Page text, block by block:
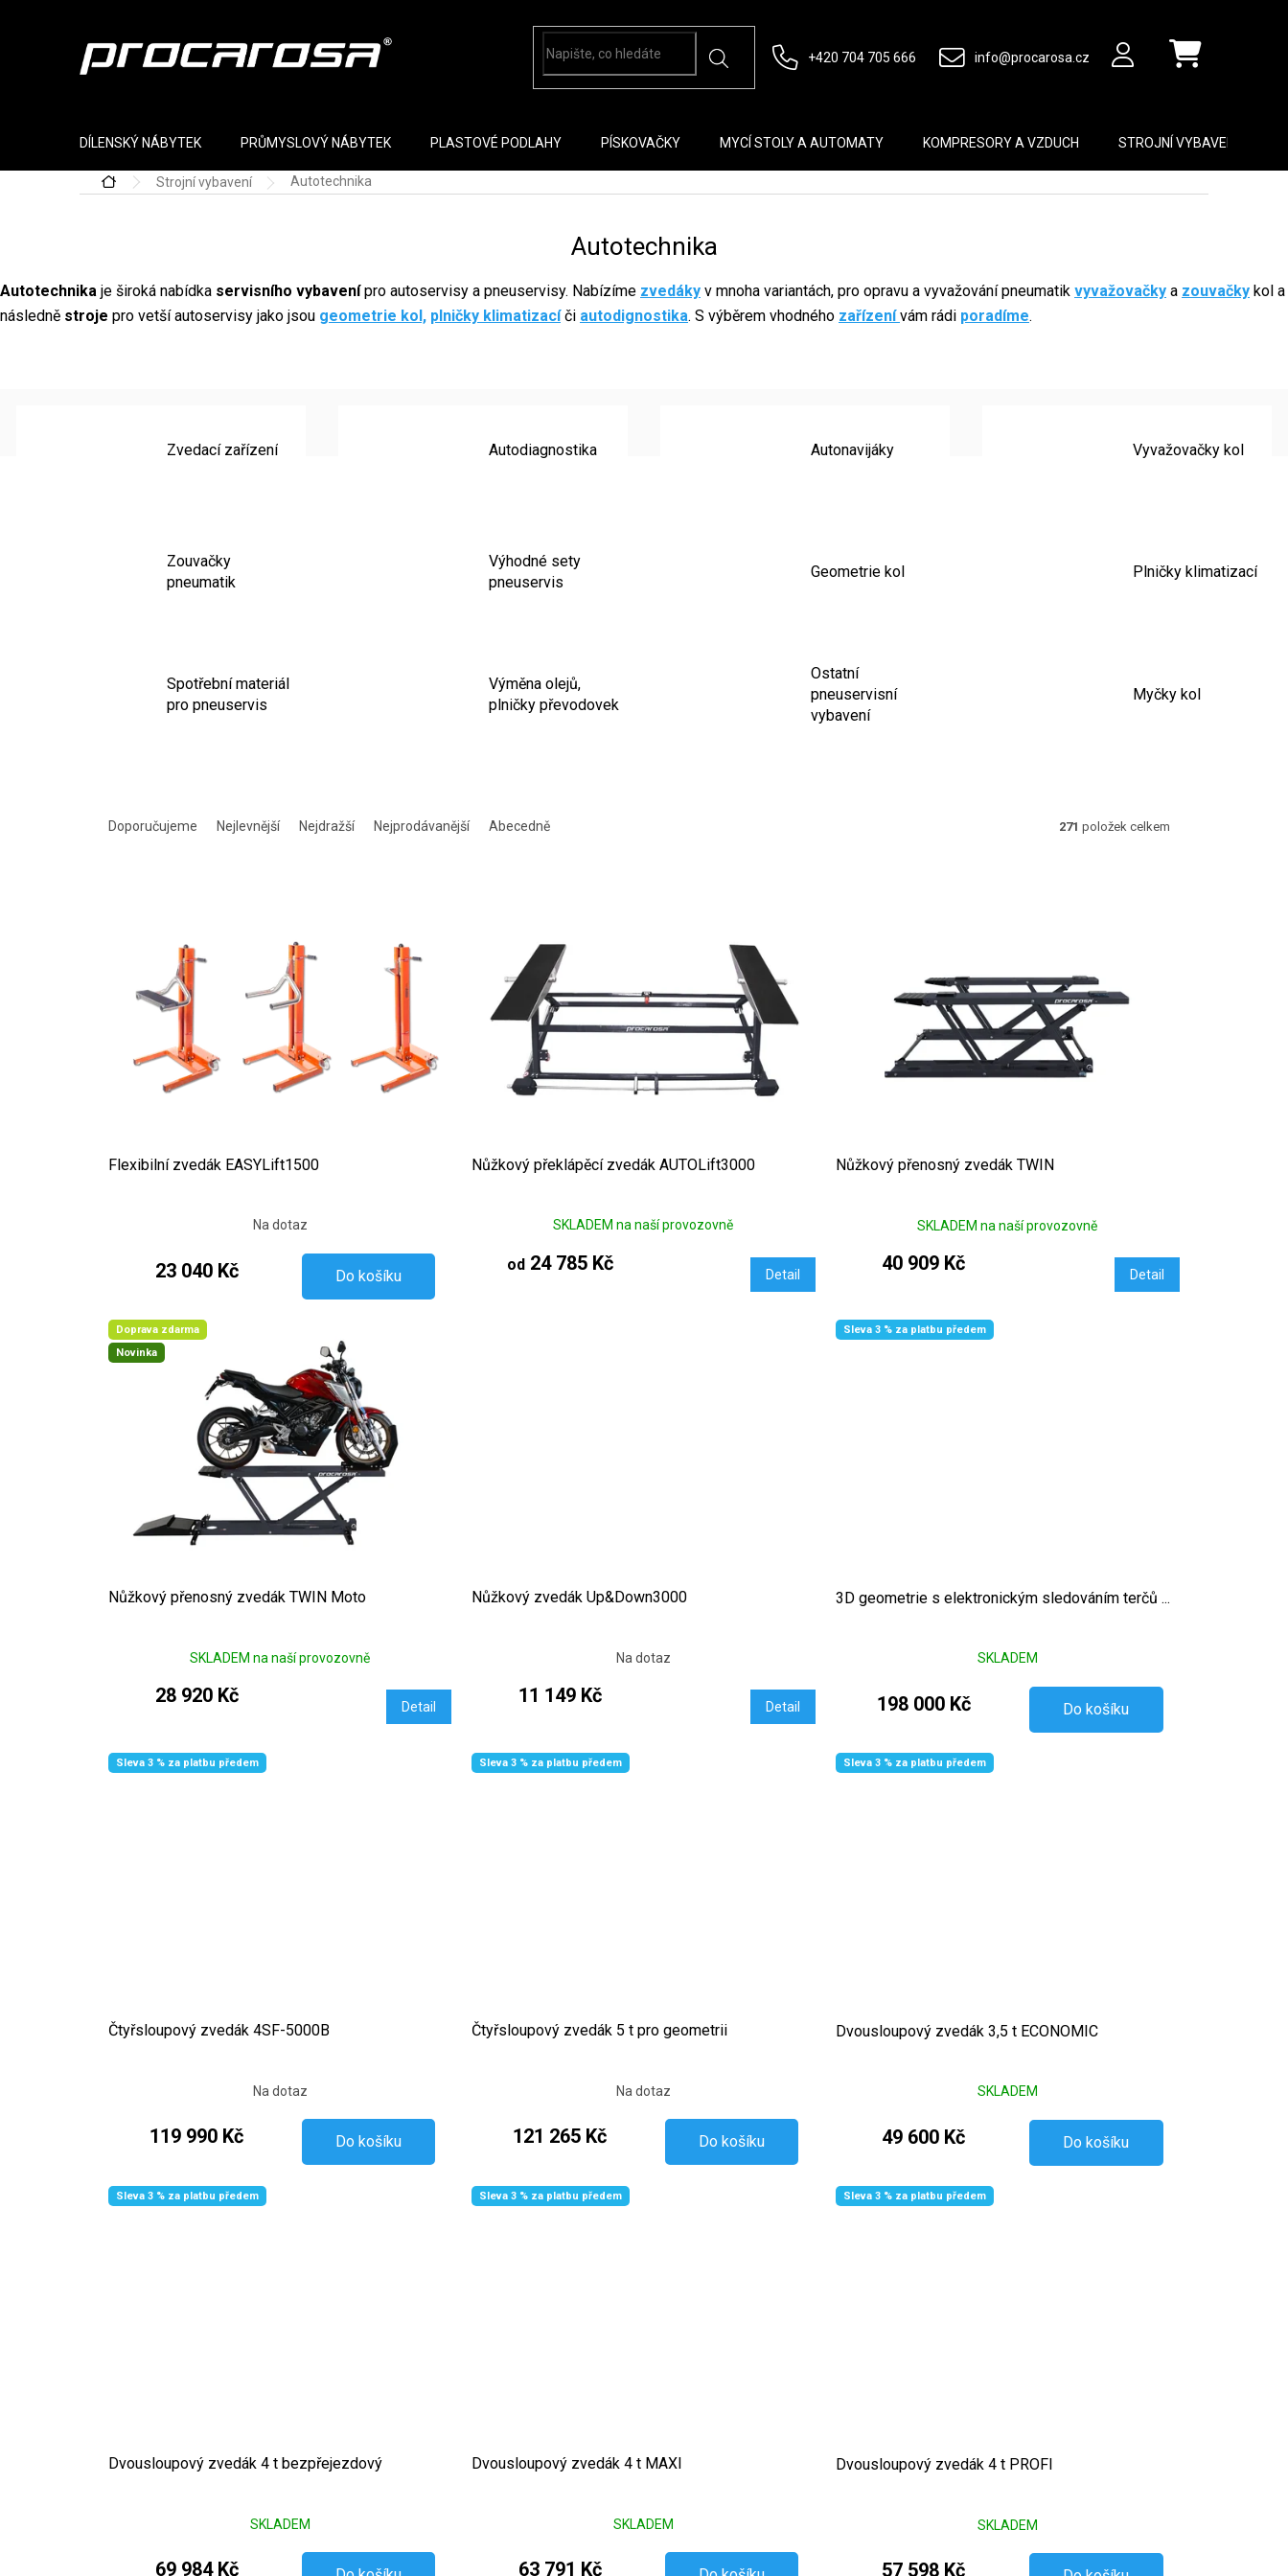
+420 704 705 666 info@procarosa.cz Nákupní košík
DÍLENSKÝ NÁBYTEK PRŮMYSLOVÝ NÁBYTEK PLASTOVÉ PODLAHY PÍSKOVAČKY MYCÍ STOLY A AUTOMATY KOMPRESORY A VZDUCH STROJNÍ VYBAVENÍ
Domů Strojní vybavení Autotechnika
Autotechnika
Autotechnika je široká nabídka servisního vybavenípro autoservisy a pneuservisy. Nabízíme zvedáky v mnoha variantách, pro opravu a vyvažování pneumatik vyvažovačky a zouvačky kol a
následně stroje pro vetší autoservisy jako jsou geometrie kol, plničky klimatizací či autodignostika. S výběrem vhodného zařízenívám rádi poradíme.
Zvedací zařízení Autodiagnostika Autonavijáky Vyvažovačky kol
Zouvačky
pneumatik
Výhodné sety
pneuservis
Geometrie kol Plničky klimatizací
Spotřební materiál
pro pneuservis
Výměna olejů,
plničky převodovek
Ostatní
pneuservisní
vybavení
Myčky kol
Doporučujeme Nejlevnější Nejdražší Nejprodávanější Abecedně 271 položek celkem
Flexibilní zvedák EASYLift1500
Na dotaz
23 040 Kč Do košíku
Nůžkový překlápěcí zvedák AUTOLift3000
SKLADEM na naší provozovně
od24 785 Kč Detail
Nůžkový přenosný zvedák TWIN
SKLADEM na naší provozovně
40 909 Kč Detail
Doprava zdarma
Novinka
Nůžkový přenosný zvedák TWIN Moto
SKLADEM na naší provozovně
28 920 Kč Detail
Nůžkový zvedák Up&Down3000
Na dotaz
11 149 Kč Detail
Sleva 3 % za platbu předem
3D geometrie s elektronickým sledováním terčů ...
SKLADEM
198 000 Kč Do košíku
Sleva 3 % za platbu předem
Čtyřsloupový zvedák 4SF-5000B
Na dotaz
119 990 Kč Do košíku
Sleva 3 % za platbu předem
Čtyřsloupový zvedák 5 t pro geometrii
Na dotaz
121 265 Kč Do košíku
Sleva 3 % za platbu předem
Dvousloupový zvedák 3,5 t ECONOMIC
SKLADEM
49 600 Kč Do košíku
Sleva 3 % za platbu předem
Dvousloupový zvedák 4 t bezpřejezdový
SKLADEM
69 984 Kč
Sleva 3 % za platbu předem
Dvousloupový zvedák 4 t MAXI
SKLADEM
63 791 Kč
Sleva 3 % za platbu předem
Dvousloupový zvedák 4 t PROFI
SKLADEM
57 598 Kč